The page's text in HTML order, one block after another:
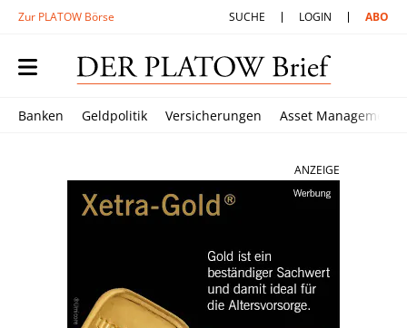
Zur PLATOW Börse SUCHE LOGIN ABO
Banken Geldpolitik Versicherungen Asset Management
ANZEIGE